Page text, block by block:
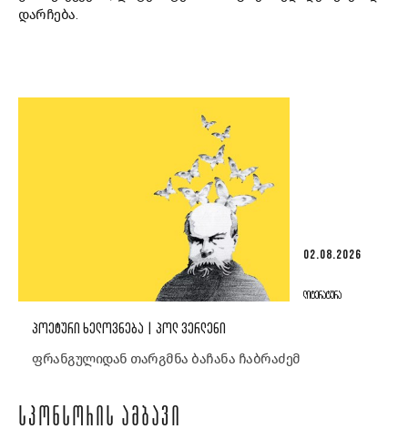
დარჩება.
02.08.2026
ᲚᲘᲢᲔᲠᲐᲢᲣᲠᲐ
ᲞᲝᲔᲢᲣᲠᲘ ᲮᲔᲚᲝᲕᲜᲔᲑᲐ | ᲞᲝᲚ ᲕᲔᲠᲚᲔᲜᲘ
ფრანგულიდან თარგმნა ბაჩანა ჩაბრაძემ
ᲡᲞᲝᲜᲡᲝᲠᲘᲡ ᲐᲛᲑᲐᲕᲘ